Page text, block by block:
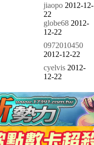
jiaopo 2012-12-
22
globe68 2012-
12-22
0972010450
2012-12-22
cyelvis 2012-
12-22